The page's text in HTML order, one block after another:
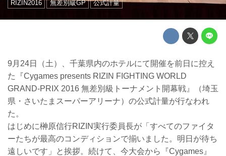
RIZIN2016
無差別級GP 公式計量
9月24日（土）、千葉県内のホテルにて開催を前日に控え
た『Cygames presents RIZIN FIGHTING WORLD
GRAND-PRIX 2016 無差別級トーナメント開幕戦』（埼玉
県・さいたまスーパーアリーナ）の公式計量が行なわれ
た。
はじめに榊原信行RIZIN実行委員長が「すべてのファイタ
ーたちが最高のコンディションで揃いました。明日が待ち
遠しいです」と挨拶。続けて、今大会から『Cygames』